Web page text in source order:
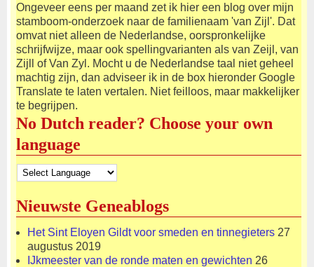
Ongeveer eens per maand zet ik hier een blog over mijn
stamboom-onderzoek naar de familienaam 'van Zijl'. Dat
omvat niet alleen de Nederlandse, oorspronkelijke
schrijfwijze, maar ook spellingvarianten als van Zeijl, van
Zijll of Van Zyl. Mocht u de Nederlandse taal niet geheel
machtig zijn, dan adviseer ik in de box hieronder Google
Translate te laten vertalen. Niet feilloos, maar makkelijker
te begrijpen.
No Dutch reader? Choose your own
language
Nieuwste Geneablogs
Het Sint Eloyen Gildt voor smeden en tinnegieters 27
augustus 2019
IJkmeester van de ronde maten en gewichten 26